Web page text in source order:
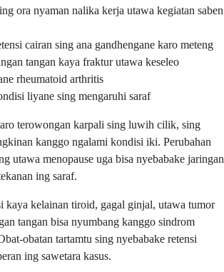
ora nyaman nalika kerja utawa kegiatan saben
cairan sing ana gandhengane karo meteng
tangan kaya fraktur utawa keseleo
rheumatoid arthritis
liyane sing mengaruhi saraf
terowongan karpali sing luwih cilik, sing
kanggo ngalami kondisi iki. Perubahan
utawa menopause uga bisa nyebabake jaringan
ing saraf.
kaya kelainan tiroid, gagal ginjal, utawa tumor
tangan bisa nyumbang kanggo sindrom
obatan tartamtu sing nyebabake retensi
ing sawetara kasus.